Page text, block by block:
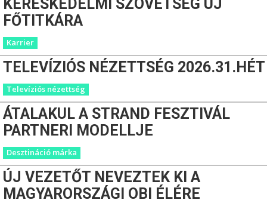
KERESKEDELMI SZÖVETSÉG ÚJ
FŐTITKÁRA
Karrier
TELEVÍZIÓS NÉZETTSÉG 2026.31.HÉT
Televíziós nézettség
ÁTALAKUL A STRAND FESZTIVÁL
PARTNERI MODELLJE
Desztináció márka
ÚJ VEZETŐT NEVEZTEK KI A
MAGYARORSZÁGI OBI ÉLÉRE